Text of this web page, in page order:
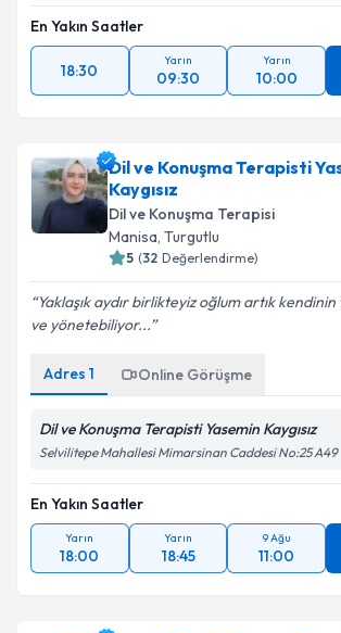
En Yakın Saatler
18:30
Yarın
09:30
Yarın
10:00
Dil ve Konuşma Terapisti
Kaygısız
Dil ve Konuşma Terapisi
Manisa, Turgutlu
5 (32 Değerlendirme)
Yaklaşık aydır birlikteyiz oğlum artık
ve yönetebiliyor...
Adres 1 Online Görüşme
Dil ve Konuşma Terapisti Yasemin Kaygısız
Selvilitepe Mahallesi Mimarsinan Caddesi No:25 A49
En Yakın Saatler
Yarın
18:00
Yarın
18:45
9 Ağu
11:00